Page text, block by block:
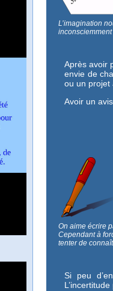
L’imagination
inconsciemment
Après avoir
envie de
ou un projet
Avoir un
On aime écrire
Cependant à
tenter de
Si peu